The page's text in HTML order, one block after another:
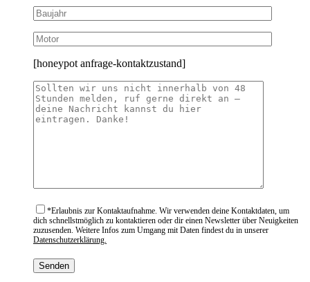
[honeypot anfrage-kontaktzustand]
*Erlaubnis zur Kontaktaufnahme. Wir verwenden deine Kontaktdaten, um
dich schnellstmöglich zu kontaktieren oder dir einen Newsletter über Neuigkeiten
zuzusenden. Weitere Infos zum Umgang mit Daten findest du in unserer
Datenschutzerklärung.